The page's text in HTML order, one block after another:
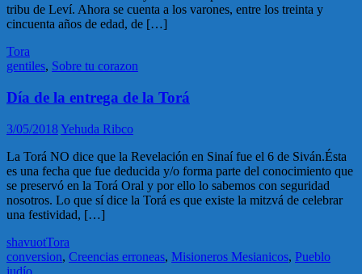
tribu de Leví. Ahora se cuenta a los varones, entre los treinta y
cincuenta años de edad, de […]
Tora
gentiles, Sobre tu corazon
Día de la entrega de la Torá
3/05/2018Yehuda Ribco
La Torá NO dice que la Revelación en Sinaí fue el 6 de Siván.Ésta
es una fecha que fue deducida y/o forma parte del conocimiento que
se preservó en la Torá Oral y por ello lo sabemos con seguridad
nosotros. Lo que sí dice la Torá es que existe la mitzvá de celebrar
una festividad, […]
shavuotTora
conversion, Creencias erroneas, Misioneros Mesianicos, Pueblo
judío